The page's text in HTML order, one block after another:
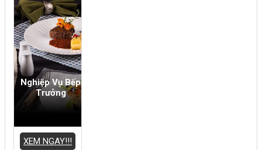
Nghiệp Vụ Bếp
Trưởng
XEM NGAY!!!